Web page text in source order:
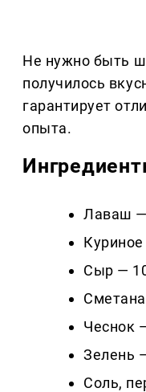
Не нужно быть
получилось
гарантирует
опыта.
Лаваш
Сыр —
Чеснок
Зелень
Соль,